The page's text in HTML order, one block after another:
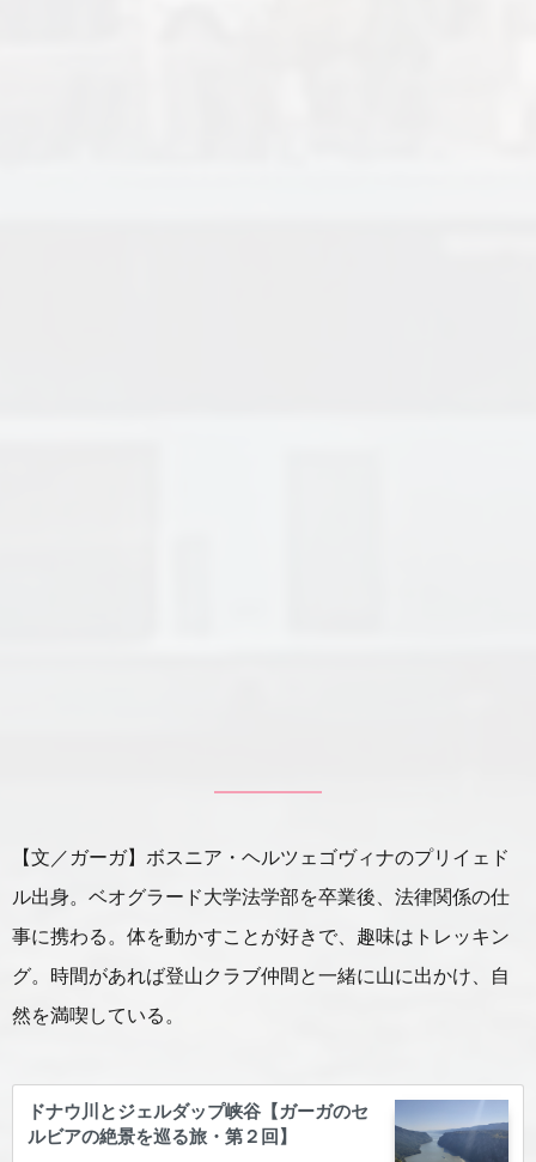
【文／ガーガ】ボスニア・ヘルツェゴヴィナのプリイェド
ル出身。ベオグラード大学法学部を卒業後、法律関係の仕
事に携わる。体を動かすことが好きで、趣味はトレッキン
グ。時間があれば登山クラブ仲間と一緒に山に出かけ、自
然を満喫している。
ドナウ川とジェルダップ峡谷【ガーガのセ
ルビアの絶景を巡る旅・第２回】